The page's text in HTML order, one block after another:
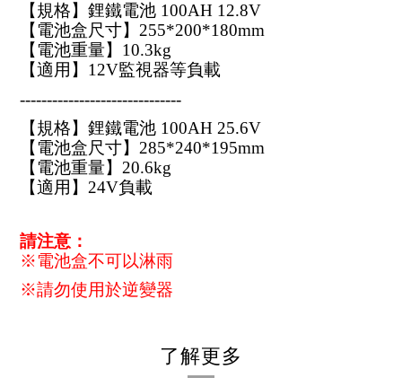
【規格】鋰鐵電池 100AH 12.8V
【電池盒尺寸】255*200*180mm
【電池重量】10.3kg
【適用】12V監視器等負載
------------------------------
【規格】鋰鐵電池 100AH 25.6V
【電池盒尺寸】285*240*195mm
【電池重量】20.6kg
【適用】24V負載
請注意：
※電池盒不可以淋雨
※請勿使用於逆變器
了解更多